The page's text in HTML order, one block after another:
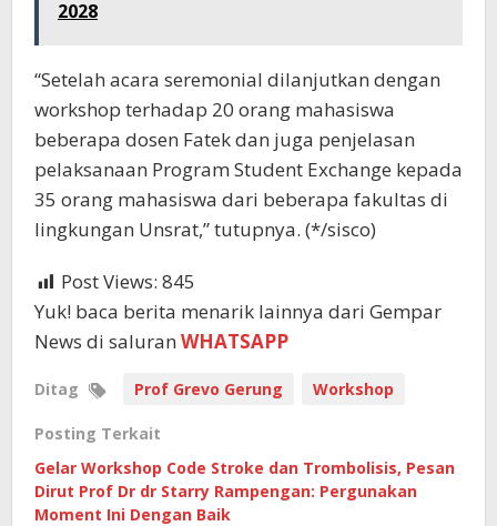
2028
“Setelah acara seremonial dilanjutkan dengan
workshop terhadap 20 orang mahasiswa
beberapa dosen Fatek dan juga penjelasan
pelaksanaan Program Student Exchange kepada
35 orang mahasiswa dari beberapa fakultas di
lingkungan Unsrat,” tutupnya. (*/sisco)
Post Views: 845
Yuk! baca berita menarik lainnya dari Gempar
News di saluran WHATSAPP
Ditag Prof Grevo Gerung Workshop
Posting Terkait
Gelar Workshop Code Stroke dan Trombolisis, Pesan
Dirut Prof Dr dr Starry Rampengan: Pergunakan
Moment Ini Dengan Baik